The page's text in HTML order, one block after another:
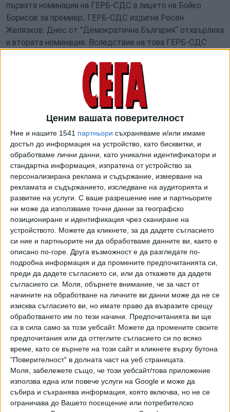
Ценим вашата поверителност
Ние и нашите 1541 партньори съхраняваме и/или имаме
достъп до информация на устройство, като бисквитки, и
обработваме лични данни, като уникални идентификатори и
стандартна информация, изпратена от устройство за
персонализирана реклама и съдържание, измерване на
рекламата и съдържанието, изследване на аудиторията и
развитие на услуги. С ваше разрешение ние и партньорите
ни може да използваме точни данни за географско
позициониране и идентификация чрез сканиране на
устройството. Можете да кликнете, за да дадете съгласието
си ние и партньорите ни да обработваме данните ви, както е
описано по-горе. Друга възможност е да разгледате по-
подробна информация и да промените предпочитанията си,
преди да дадете съгласието си, или да откажете да дадете
съгласието си.
Моля, обърнете внимание, че за част от
начините на обработване на личните ви данни може да не се
изисква съгласието ви, но имате право да възразите срещу
обработването им по тези начини. Предпочитанията ви ще
са в сила само за този уебсайт. Можете да промените своите
предпочитания или да оттеглите съгласието си по всяко
време, като се върнете на този сайт и кликнете върху бутона
"Поверителност" в долната част на уеб страницата.
Моля, забележете също, че този уебсайт/това приложение
използва една или повече услуги на Google и може да
събира и съхранява информация, която включва, но не се
ограничава до Вашето посещение или потребителско
първата номинация на ГЕРБ-СДС в лицето на Бойко
Борисов за премиер, ГЕРБ-СДС издигна Росен
Желязков. Днес от "Демократична България“ отхвърлиха
и втората номинация. Вследствие на това ГЕРБ-СДС
добавиха, че благодарят за участието в преговорите на
екипите на "БСП-Обединена левица" и ИТН и за
конструктивния тон от тяхна страна.
"От медиите научихме, че ГЕРБ прекратяват
преговорите", съобщиха от "Демократична България" на
Фейсбук страницата си, след като от ГЕРБ-СДС
обявиха, че не е било постигнато съгласие за
персоналния състав и името на премиера на бъдещото
правителство.
"Днес в 16:20 часа завърши поредната среща от
преговорите между ГЕРБ-СДС, "Демократична
България", "БСП-Обединена левица" и "Има такъв народ".
На този етап споразумението за съвместно управление
не е завършено, макар да е в много напреднал стадий,
написаха от "Демократична България".
ДБ потвърдиха, че са отхвърлили предложенията на
ГЕРБ за премиер. Оттам посочиха, че за тях въпросът за
личността на премиера и персоналния състав на
правителството винаги е бил под условие на завършено
споразумение и провеждане на лидерска среща. "Тази
позиция беше изрично потвърдена за пореден път от нас
на днешната среща, както и позицията ни за непартийна,
взаимноприемлива фигура на премиера", добавиха от ДБ.